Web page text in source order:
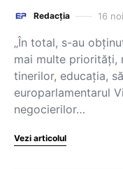
Redacția 16
„În total, s-au
mai multe priorități,
tinerilor, educația,
europarlamentarul
negocierilor…
Vezi articolul